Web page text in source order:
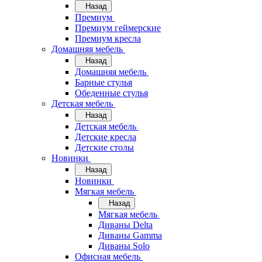
Назад
Премиум
Премиум геймерские
Премиум кресла
Домашняя мебель
Назад
Домашняя мебель
Барные стулья
Обеденные стулья
Детская мебель
Назад
Детская мебель
Детские кресла
Детские столы
Новинки
Назад
Новинки
Мягкая мебель
Назад
Мягкая мебель
Диваны Delta
Диваны Gamma
Диваны Solo
Офисная мебель